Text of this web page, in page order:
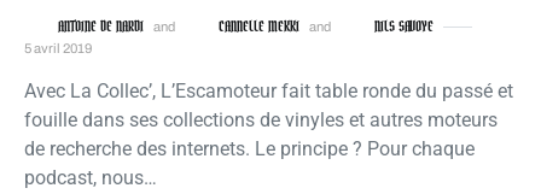
ANTOINE DE NARDI and CANNELLE MEKKI and NILS SAVOYE
5 avril 2019
Avec La Collec’, L’Escamoteur fait table ronde du passé et
fouille dans ses collections de vinyles et autres moteurs
de recherche des internets. Le principe ? Pour chaque
podcast, nous…